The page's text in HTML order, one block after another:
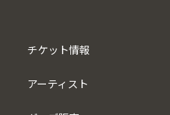
チケット情報
アーティスト